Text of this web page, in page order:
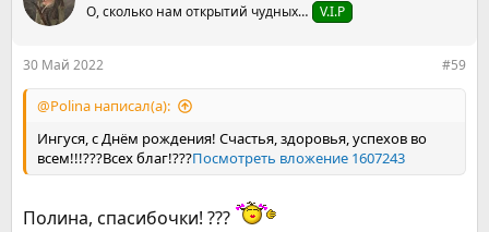
и
О, сколько нам открытий чудных… V.I.P
30 Май 2022 #59
@Polina написал(а):
Ингуся, с Днём рождения! Счастья, здоровья, успехов во
всем!!!???Всех благ!???Посмотреть вложение 1607243
Полина, спасибочки! ???